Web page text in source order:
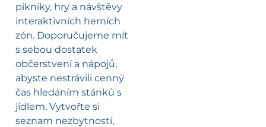
pikniky, hry a návštěvy
interaktivních herních
zón. Doporučujeme mít
s sebou dostatek
občerstvení a nápojů,
abyste nestrávili cenný
čas hledáním stánků s
jídlem. Vytvořte si
seznam nezbytností,